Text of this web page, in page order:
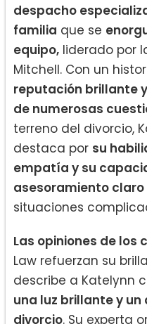
despacho
familia que se
equipo, liderado por
Mitchell. Con un
reputación brillante
de numerosas
terreno del divorcio,
destaca por su
empatía y su
asesoramiento
situaciones
Las opiniones de los
Law refuerzan su
describe a Katelynn
una luz brillante y
divorcio. Su experta